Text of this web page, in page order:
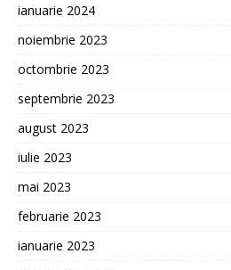
ianuarie 2024
noiembrie 2023
octombrie 2023
septembrie 2023
august 2023
iulie 2023
mai 2023
februarie 2023
ianuarie 2023